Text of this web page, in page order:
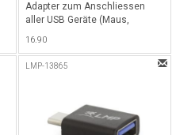
Adapter zum Anschliessen
aller USB Geräte (Maus,
16.90
LMP-13865